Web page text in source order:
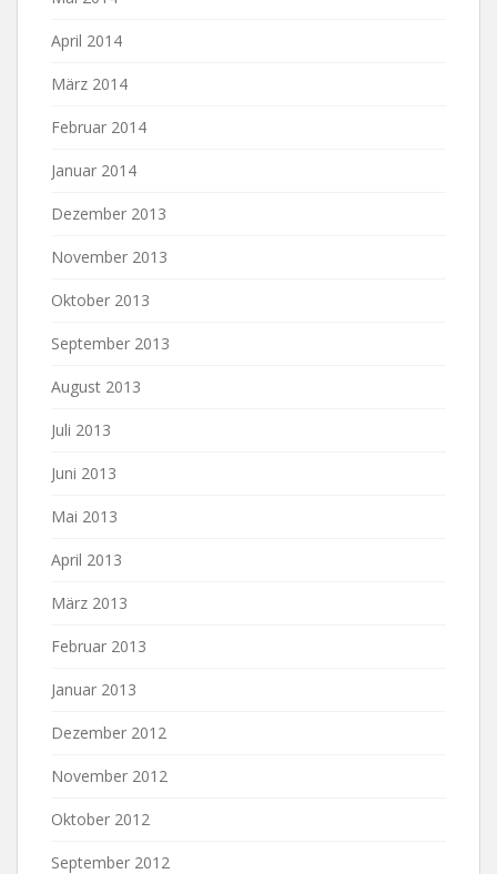
April 2014
März 2014
Februar 2014
Januar 2014
Dezember 2013
November 2013
Oktober 2013
September 2013
August 2013
Juli 2013
Juni 2013
Mai 2013
April 2013
März 2013
Februar 2013
Januar 2013
Dezember 2012
November 2012
Oktober 2012
September 2012